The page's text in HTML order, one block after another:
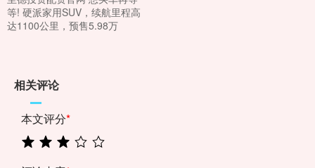
等! 硬派家用SUV，续航里程高
达1100公里，预售5.98万
相关评论
本文评分*